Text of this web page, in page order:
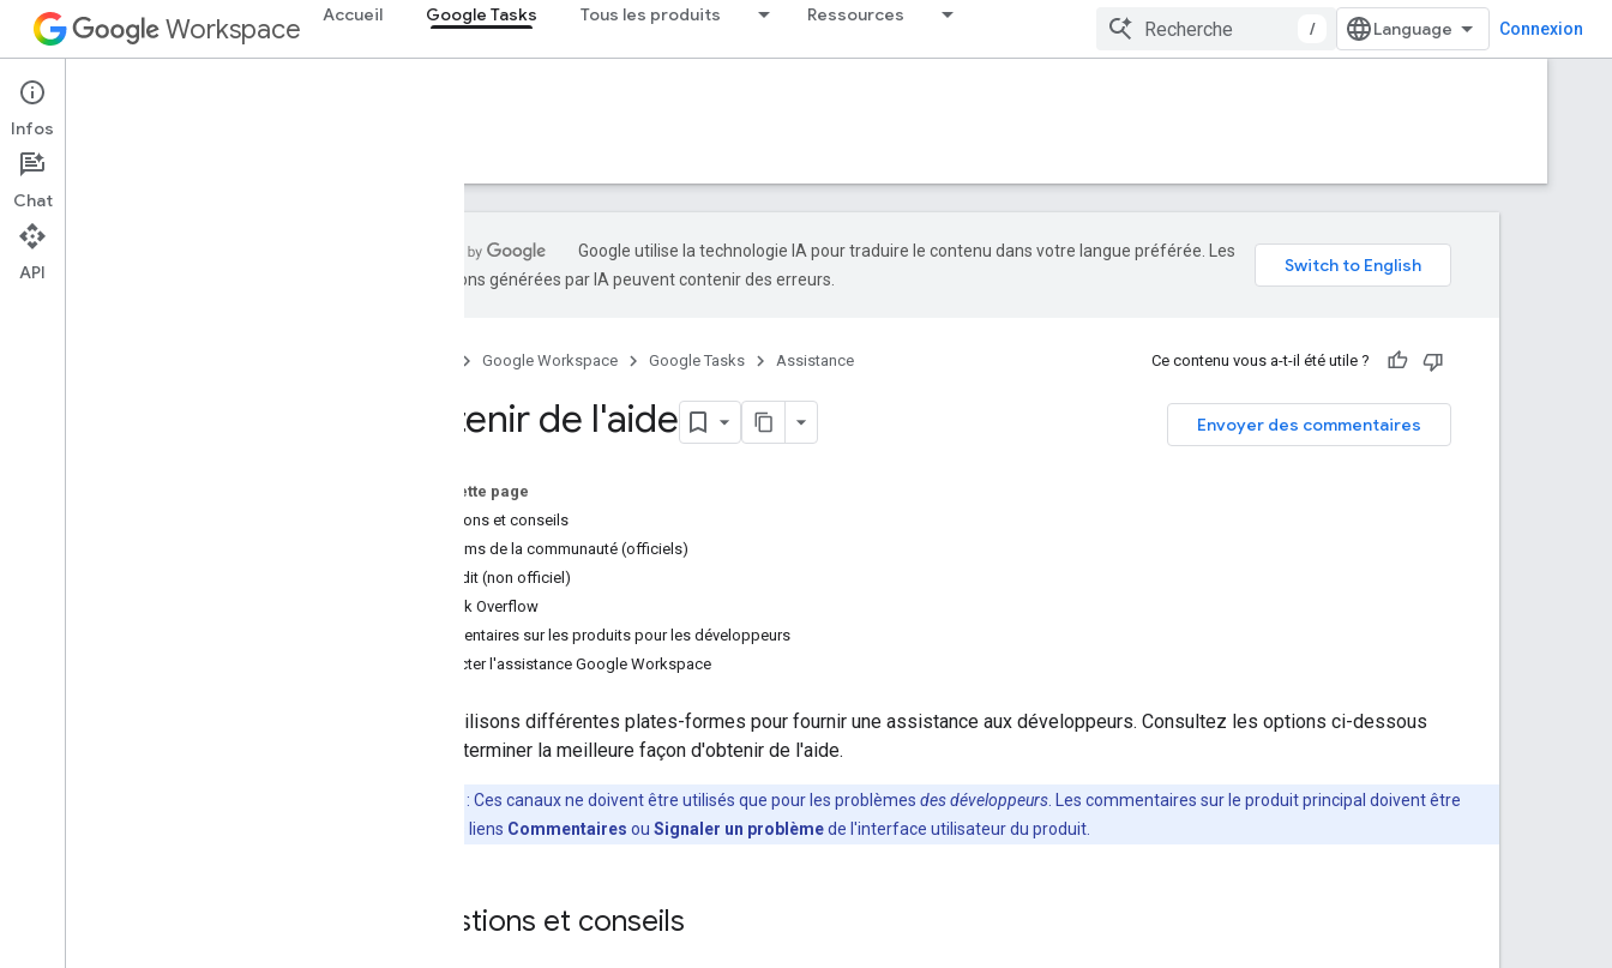
Workspace Accueil Google Tasks Tous les produits Ressources
/ Connexion
Google Tasks
Aperçu
Google utilise la technologie IA pour traduire le contenu dans votre langue préférée. Les
traductions générées par IA peuvent contenir des erreurs.
Google Workspace Google Tasks Assistance Ce contenu vous a-t-il été utile ?
Envoyer des commentaires
Obtenir de l'aide
Sur cette page
Questions et conseils
Forums de la communauté (officiels)
Reddit (non officiel)
Stack Overflow
Commentaires sur les produits pour les développeurs
Contacter l'assistance Google Workspace
Nous utilisons différentes plates-formes pour fournir une assistance aux développeurs. Consultez les options ci-dessous
pour déterminer la meilleure façon d'obtenir de l'aide.
: Ces canaux ne doivent être utilisés que pour les problèmes des développeurs . Les commentaires sur le produit principal doivent être
envoyés via les liens Commentaires ou Signaler un problèmede l'interface utilisateur du produit.
Questions et conseils
Infos
Chat
API